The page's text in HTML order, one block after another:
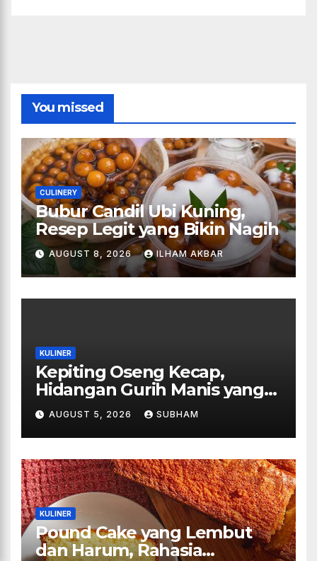
You missed
CULINERY
Bubur Candil Ubi Kuning,
Resep Legit yang Bikin Nagih
AUGUST 8, 2026 ILHAM AKBAR
KULINER
Kepiting Oseng Kecap,
Hidangan Gurih Manis yang
Selalu Menggugah Selera di
Setiap Suapan
AUGUST 5, 2026 SUBHAM
KULINER
Pound Cake yang Lembut
dan Harum, Rahasia